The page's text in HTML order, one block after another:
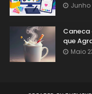
Junho
Caneca
que
Maio